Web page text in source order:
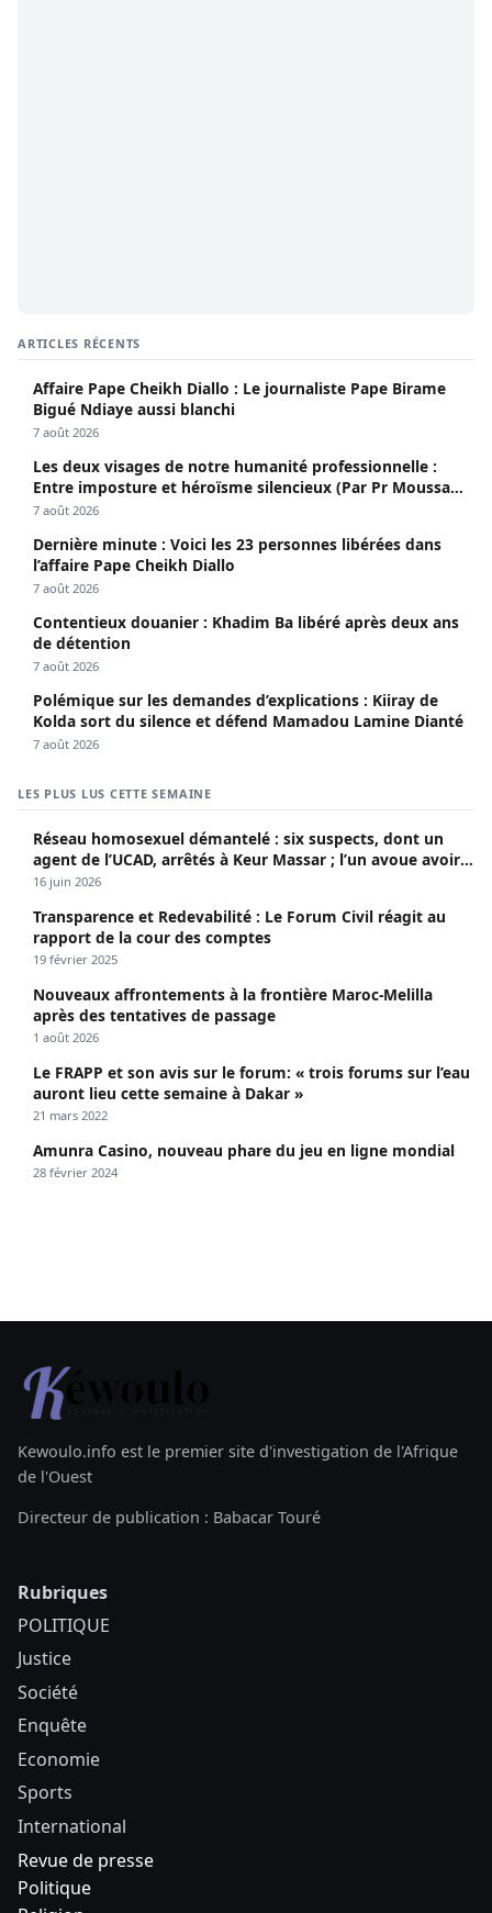
ARTICLES RÉCENTS
Affaire Pape Cheikh Diallo : Le journaliste Pape Birame
Bigué Ndiaye aussi blanchi
7 août 2026
Les deux visages de notre humanité professionnelle :
Entre imposture et héroïsme silencieux (Par Pr Moussa
Seydi)
7 août 2026
Dernière minute : Voici les 23 personnes libérées dans
l’affaire Pape Cheikh Diallo
7 août 2026
Contentieux douanier : Khadim Ba libéré après deux ans
de détention
7 août 2026
Polémique sur les demandes d’explications : Kiiray de
Kolda sort du silence et défend Mamadou Lamine Dianté
7 août 2026
LES PLUS LUS CETTE SEMAINE
Réseau homosexuel démantelé : six suspects, dont un
agent de l’UCAD, arrêtés à Keur Massar ; l’un avoue avoir
propagé le VIH depuis 2018
16 juin 2026
Transparence et Redevabilité : Le Forum Civil réagit au
rapport de la cour des comptes
19 février 2025
Nouveaux affrontements à la frontière Maroc-Melilla
après des tentatives de passage
1 août 2026
Le FRAPP et son avis sur le forum: « trois forums sur l’eau
auront lieu cette semaine à Dakar »
21 mars 2022
Amunra Casino, nouveau phare du jeu en ligne mondial
28 février 2024
Kewoulo.info est le premier site d'investigation de l'Afrique
de l'Ouest
Directeur de publication : Babacar Touré
Rubriques
POLITIQUE
Justice
Société
Enquête
Economie
Sports
International
Revue de presse
Politique